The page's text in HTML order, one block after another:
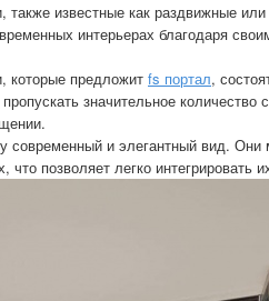
известные как раздвижные
интерьерах благодаря
которые предложит fs портал,
значительное количество
современный и элегантный вид.
что позволяет легко интегрировать